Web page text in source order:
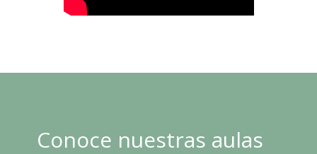
Conoce nuestras aulas